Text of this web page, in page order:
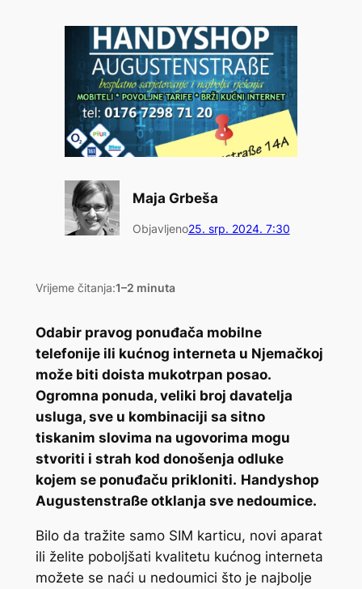
Maja Grbeša
Objavljeno25. srp. 2024. 7:30
Vrijeme čitanja:1–2 minuta
Odabir pravog ponuđača mobilne
telefonije ili kućnog interneta u Njemačkoj
može biti doista mukotrpan posao.
Ogromna ponuda, veliki broj davatelja
usluga, sve u kombinaciji sa sitno
tiskanim slovima na ugovorima mogu
stvoriti i strah kod donošenja odluke
kojem se ponuđaču prikloniti. Handyshop
Augustenstraße otklanja sve nedoumice.
Bilo da tražite samo SIM karticu, novi aparat
ili želite poboljšati kvalitetu kućnog interneta
možete se naći u nedoumici što je najbolje